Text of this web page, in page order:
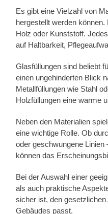
Es gibt eine Vielzahl von
hergestellt werden
Holz oder Kunststoff.
auf Haltbarkeit,
Glasfüllungen sind beliebt
einen ungehinderten Blick
Metallfüllungen wie Stahl
Holzfüllungen eine warme
Neben den Materialien
eine wichtige Rolle. Ob
oder geschwungene
können das
Bei der Auswahl einer
als auch praktische
sicher ist, den
Gebäudes passt.